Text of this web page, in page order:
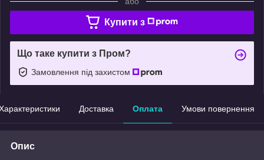
Купити з
Що таке купити з Пром?
Замовлення під захистом
Доставка Оплата Умови повернення
Опис